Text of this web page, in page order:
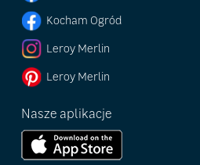
Kocham Ogród
Leroy Merlin
Leroy Merlin
Nasze aplikacje